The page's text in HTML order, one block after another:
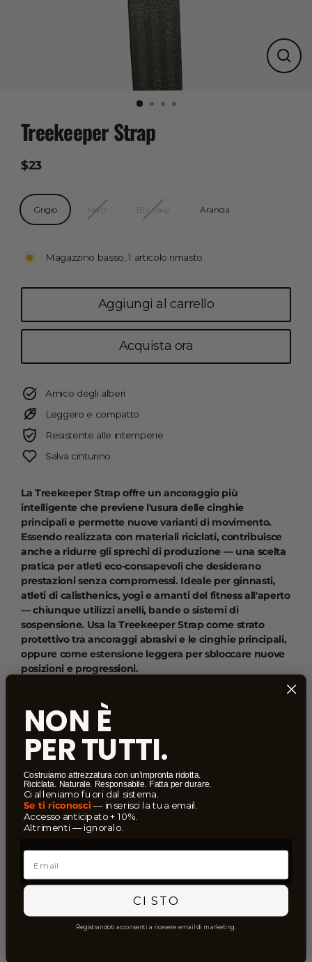
Chiudi
Treekeeper Strap
Prezzo
listino
$23
Colore
Grigio Nero Blu navy Arancia
Magazzino basso, 1 articolo rimasto
Aggiungi al carrello
Acquista ora
Amico degli alberi
Leggero e compatto
Resistente alle intemperie
Salva cinturino
La Treekeeper Strap offre un ancoraggio più
intelligente che previene l'usura delle cinghie
principali e permette nuove varianti di movimento.
Essendo realizzata con materiali riciclati, contribuisce
anche a ridurre gli sprechi di produzione — una scelta
pratica per atleti eco-consapevoli che desiderano
prestazioni senza compromessi. Ideale per ginnasti,
atleti di calisthenics, yogi e amanti del fitness all'aperto
— chiunque utilizzi anelli, bande o sistemi di
sospensione. Usa la Treekeeper Strap come strato
protettivo tra ancoraggi abrasivi e le cinghie principali,
oppure come estensione leggera per sbloccare nuove
posizioni e progressioni.
Perché lo amerai
Caratteristiche
Specifiche tecniche
Altri utilizzi creativi
GARANZIA SODDISFATTI O RIMBORSATI
NON È
PER TUTTI.
Costruiamo attrezzatura con un’impronta ridotta.
Riciclata. Naturale. Responsabile. Fatta per durare.
Ci alleniamo fuori dal sistema.
Se ti riconosci — inserisci la tua email.
Accesso anticipato + 10%.
Altrimenti — ignoralo.
Email
CI STO
Registrandoti acconsenti a ricevere email di marketing.